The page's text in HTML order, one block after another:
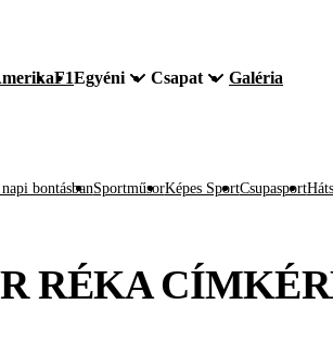
F1Egyéni Csapat Galéria
bontásbanSportműsorKépes SportCsupasport
RÉKA